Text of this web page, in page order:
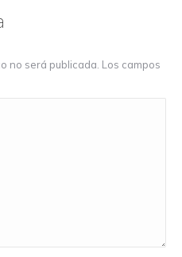
no será publicada. Los campos